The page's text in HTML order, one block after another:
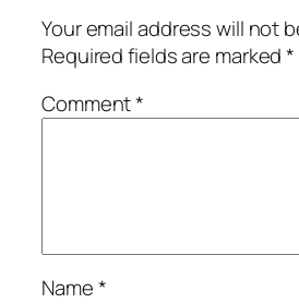
Your email address will not
Required fields are marked*
Comment*
Name*